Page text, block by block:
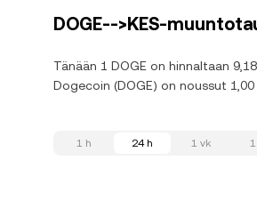
DOGE-->KES-
Tänään 1 DOGE on hinnaltaan
Dogecoin (DOGE) on noussut
1 h 24 h 1 vk